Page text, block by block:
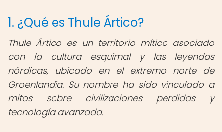
1. ¿Qué es Thule Ártico?
Thule Ártico es un territorio mítico asociado
con la cultura esquimal y las leyendas
nórdicas, ubicado en el extremo norte de
Groenlandia. Su nombre ha sido vinculado a
mitos sobre civilizaciones perdidas y
tecnología avanzada.